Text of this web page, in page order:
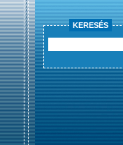
KERESÉS